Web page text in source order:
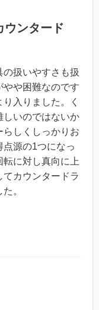
ウンタード
扱いやすさも扱
やや困難なのです
り入りました 。く
しいのではないか
らしくしっかりお
源の1つになっ
転に対し真向に上
カウンタードラ
。